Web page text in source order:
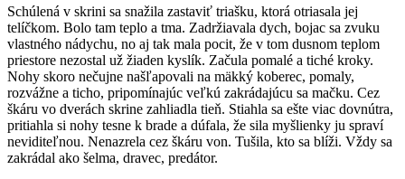
Schúlená v skrini sa snažila zastaviť triašku, ktorá otriasala jej
telíčkom. Bolo tam teplo a tma. Zadržiavala dych, bojac sa zvuku
vlastného nádychu, no aj tak mala pocit, že v tom dusnom teplom
priestore nezostal už žiaden kyslík. Začula pomalé a tiché kroky.
Nohy skoro nečujne našľapovali na mäkký koberec, pomaly,
rozvážne a ticho, pripomínajúc veľkú zakrádajúcu sa mačku. Cez
škáru vo dverách skrine zahliadla tieň. Stiahla sa ešte viac dovnútra,
pritiahla si nohy tesne k brade a dúfala, že sila myšlienky ju spraví
neviditeľnou. Nenazrela cez škáru von. Tušila, kto sa blíži. Vždy sa
zakrádal ako šelma, dravec, predátor.